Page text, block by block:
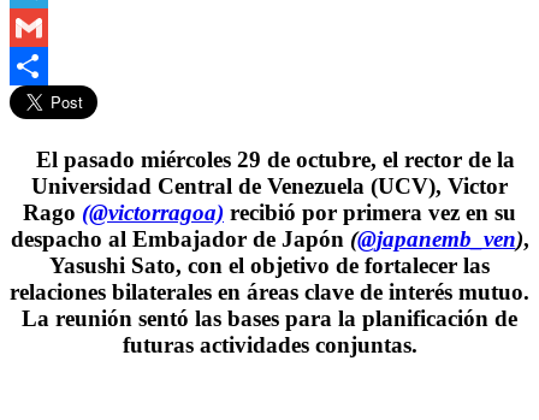
Telegram
Gmail
Compartir
El pasado miércoles 29 de octubre, el rector de la
Universidad Central de Venezuela (UCV), Victor
Rago (@victorragoa) recibió por primera vez en su
despacho al Embajador de Japón (@japanemb_ven),
Yasushi Sato, con el objetivo de fortalecer las
relaciones bilaterales en áreas clave de interés mutuo.
La reunión sentó las bases para la planificación de
futuras actividades conjuntas.